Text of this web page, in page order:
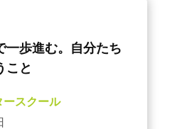
一歩進む。自分たち
こと
スクール